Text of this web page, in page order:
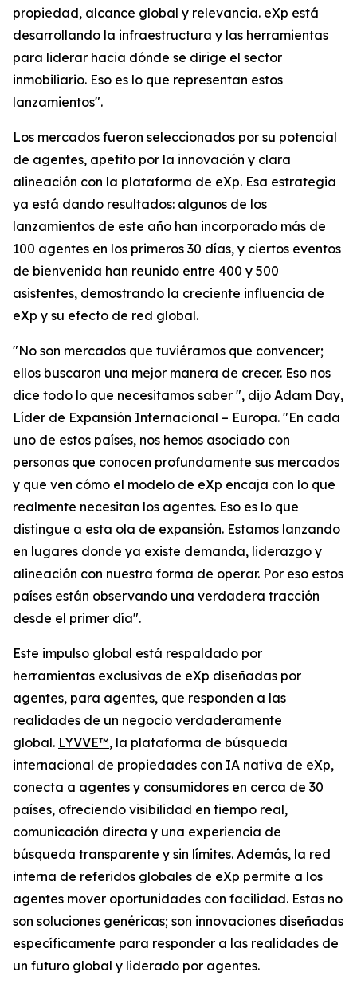
propiedad, alcance global y relevancia. eXp está
desarrollando la infraestructura y las herramientas
para liderar hacia dónde se dirige el sector
inmobiliario. Eso es lo que representan estos
lanzamientos".
Los mercados fueron seleccionados por su potencial
de agentes, apetito por la innovación y clara
alineación con la plataforma de eXp. Esa estrategia
ya está dando resultados: algunos de los
lanzamientos de este año han incorporado más de
100 agentes en los primeros 30 días, y ciertos eventos
de bienvenida han reunido entre 400 y 500
asistentes, demostrando la creciente influencia de
eXp y su efecto de red global.
"No son mercados que tuviéramos que convencer;
ellos buscaron una mejor manera de crecer. Eso nos
dice todo lo que necesitamos saber ", dijo Adam Day,
Líder de Expansión Internacional – Europa. "En cada
uno de estos países, nos hemos asociado con
personas que conocen profundamente sus mercados
y que ven cómo el modelo de eXp encaja con lo que
realmente necesitan los agentes. Eso es lo que
distingue a esta ola de expansión. Estamos lanzando
en lugares donde ya existe demanda, liderazgo y
alineación con nuestra forma de operar. Por eso estos
países están observando una verdadera tracción
desde el primer día".
Este impulso global está respaldado por
herramientas exclusivas de eXp diseñadas por
agentes, para agentes, que responden a las
realidades de un negocio verdaderamente
global. LYVVE™, la plataforma de búsqueda
internacional de propiedades con IA nativa de eXp,
conecta a agentes y consumidores en cerca de 30
países, ofreciendo visibilidad en tiempo real,
comunicación directa y una experiencia de
búsqueda transparente y sin límites. Además, la red
interna de referidos globales de eXp permite a los
agentes mover oportunidades con facilidad. Estas no
son soluciones genéricas; son innovaciones diseñadas
específicamente para responder a las realidades de
un futuro global y liderado por agentes.